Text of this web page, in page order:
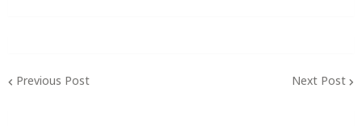
Previous Post Next Post